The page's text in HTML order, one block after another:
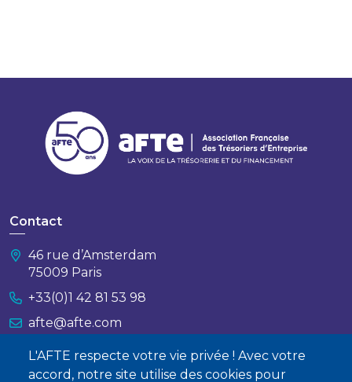
L'AFTE respecte votre vie privée ! Avec votre
accord, notre site utilise des cookies pour
Contact
46 rue d’Amsterdam
75009 Paris
+33(0)1 42 81 53 98
afte@afte.com
Nous contacter